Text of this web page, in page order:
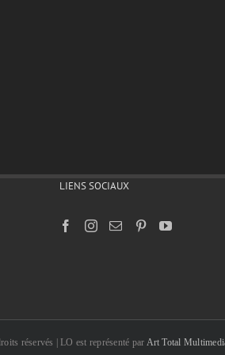
LIENS SOCIAUX
réservés | LO est représenté par Art Total